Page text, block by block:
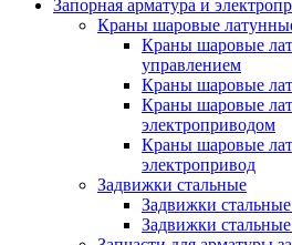
Запорная арматура и
Краны шаровые
Краны шаровые
управлением
Краны шаровые
Краны шаровые
электроприводом
Краны шаровые
электропривод
Задвижки стальные
Задвижки
Задвижки